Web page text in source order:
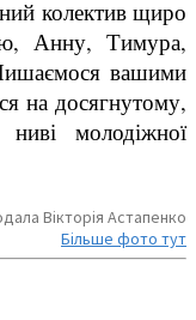
колектив щиро
Анну, Тимура,
вашими
на досягнутому,
молодіжної
Вікторія Астапенко
Більше фото тут